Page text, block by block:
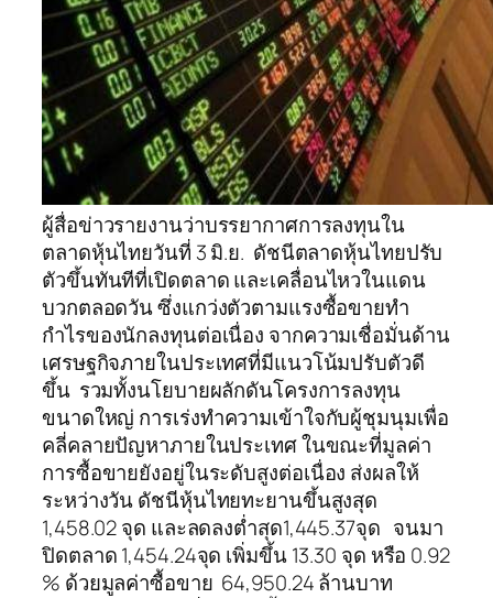
ผู้สื่อข่าวรายงานว่าบรรยากาศการลงทุนใน
ตลาดหุ้นไทยวันที่ 3 มิ.ย. ดัชนีตลาดหุ้นไทยปรับ
ตัวขึ้นทันทีที่เปิดตลาด และเคลื่อนไหวในแดน
บวกตลอดวัน ซึ่งแกว่งตัวตามแรงซื้อขายทำ
กำไรของนักลงทุนต่อเนื่อง จากความเชื่อมั่นด้าน
เศรษฐกิจภายในประเทศที่มีแนวโน้มปรับตัวดี
ขึ้น รวมทั้งนโยบายผลักดันโครงการลงทุน
ขนาดใหญ่ การเร่งทำความเข้าใจกับผู้ชุมนุมเพื่อ
คลี่คลายปัญหาภายในประเทศ ในขณะที่มูลค่า
การซื้อขายยังอยู่ในระดับสูงต่อเนื่อง ส่งผลให้
ระหว่างวัน ดัชนีหุ้นไทยทะยานขึ้นสูงสุด
1,458.02 จุด และลดลงต่ำสุด1,445.37จุด จนมา
ปิดตลาด 1,454.24จุด เพิ่มขึ้น 13.30 จุด หรือ 0.92
% ด้วยมูลค่าซื้อขาย 64,950.24 ล้านบาท